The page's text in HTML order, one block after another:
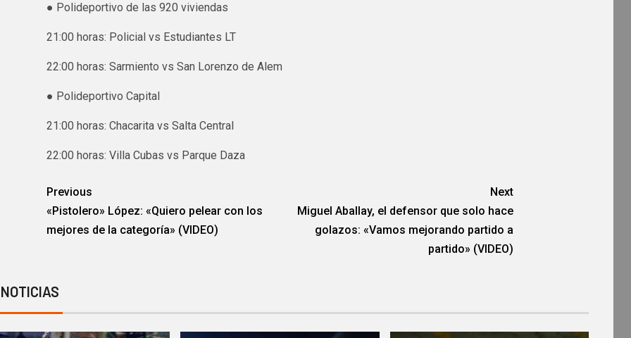
● Polideportivo de las 920 viviendas
21:00 horas: Policial vs Estudiantes LT
22:00 horas: Sarmiento vs San Lorenzo de Alem
● Polideportivo Capital
21:00 horas: Chacarita vs Salta Central
22:00 horas: Villa Cubas vs Parque Daza
Previous
«Pistolero» López: «Quiero pelear con los
mejores de la categoría» (VIDEO)
Next
Miguel Aballay, el defensor que solo hace
golazos: «Vamos mejorando partido a
partido» (VIDEO)